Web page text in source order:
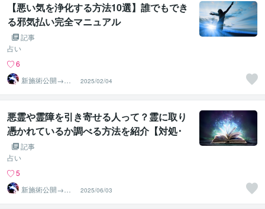
【悪い気を浄化する方法10選】誰でもでき
る邪気払い完全マニュアル
記事
占い
6
新施術公開→≪
相手意識強制変
化≫◆星桜龍
2025/02/04
悪霊や霊障を引き寄せる人って？霊に取り
憑かれているか調べる方法を紹介【対処･
予防法も徹底完全解説】
記事
占い
5
新施術公開→≪
相手意識強制変
化≫◆星桜龍
2025/06/03